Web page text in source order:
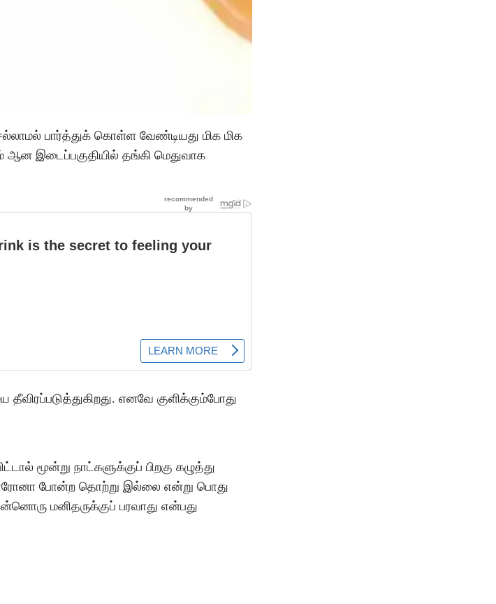
பார்த்துக் கொள்ள வேண்டியது மிக மிக
ஆன இடைப்பகுதியில் தங்கி மெதுவாக
எனவே குளிக்கும்போது
மூன்று நாட்களுக்குப் பிறகு கழுத்து
போன்ற தொற்று இல்லை என்று பொது
மனிதருக்குப் பரவாது என்பது